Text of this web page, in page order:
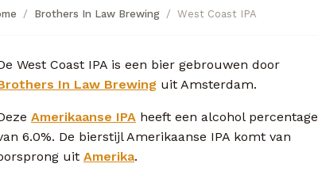
Brothers In Law Brewing West Coast IPA
West Coast IPA is een bier gebrouwen door
In Law Brewing uit Amsterdam.
Amerikaanse IPA heeft een alcohol percentage
6.0%. De bierstijl Amerikaanse IPA komt van
uit Amerika.